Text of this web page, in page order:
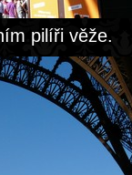
pilíři věže.